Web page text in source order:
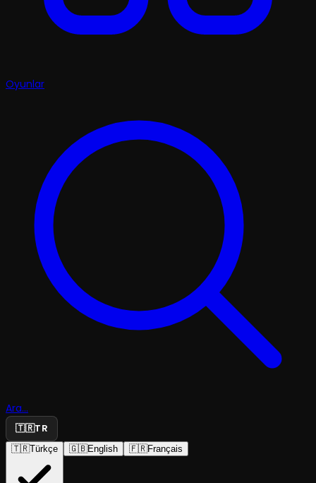
Oyunlar
Ara...
🇹🇷TR
🇹🇷Türkçe 🇬🇧English 🇫🇷Français